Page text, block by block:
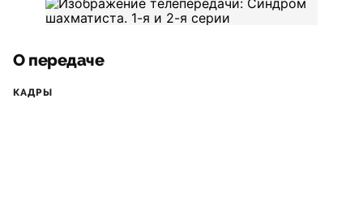
О передаче
КАДРЫ